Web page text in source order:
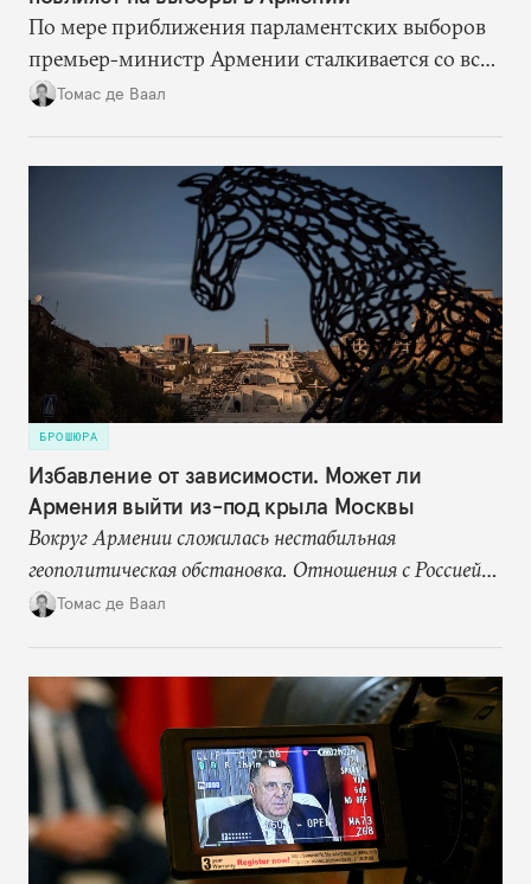
По мере приближения парламентских выборов
премьер-министр Армении сталкивается со все
большим сопротивлением со стороны России и
Пашиняну понадобится помощь Европы, США
и соседних стран.
Томас де Ваал
БРОШЮРА
Избавление от зависимости. Может ли
Армения выйти из-под крыла Москвы
Вокруг Армении сложилась нестабильная
геополитическая обстановка. Отношения с Россией
становятся все более напряженными, но страна по-
союзником. При этом общество поддерживает идею
диверсификации внешней политики: практически
никто не хочет возврата к той зависимости от
России в области безопасности, которая имела
место до 2020 года.
Томас де Ваал